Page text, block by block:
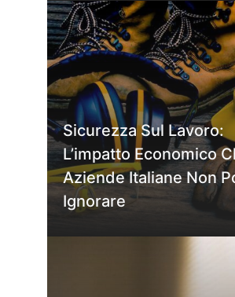
Sicurezza Sul Lavoro:
L’impatto Economico
Aziende Italiane Non
Ignorare